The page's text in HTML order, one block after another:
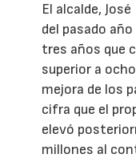
El alcalde,
del pasado
tres años que
superior a
mejora de los
cifra que el
elevó
millones al